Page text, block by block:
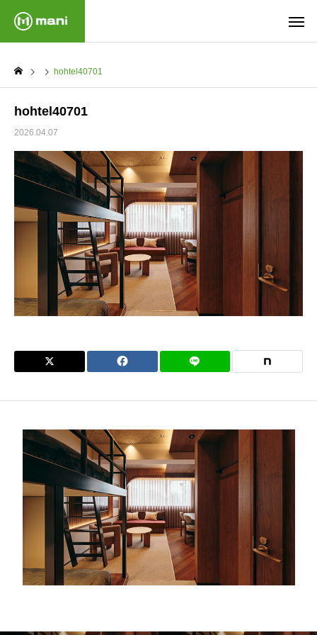
hohtel40701
hohtel40701
2026.04.07